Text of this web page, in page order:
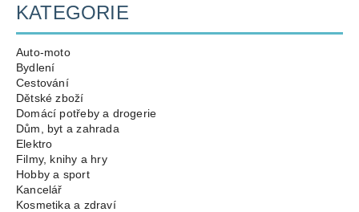
KATEGORIE
Auto-moto
Bydlení
Cestování
Dětské zboží
Domácí potřeby a drogerie
Dům, byt a zahrada
Elektro
Filmy, knihy a hry
Hobby a sport
Kancelář
Kosmetika a zdraví